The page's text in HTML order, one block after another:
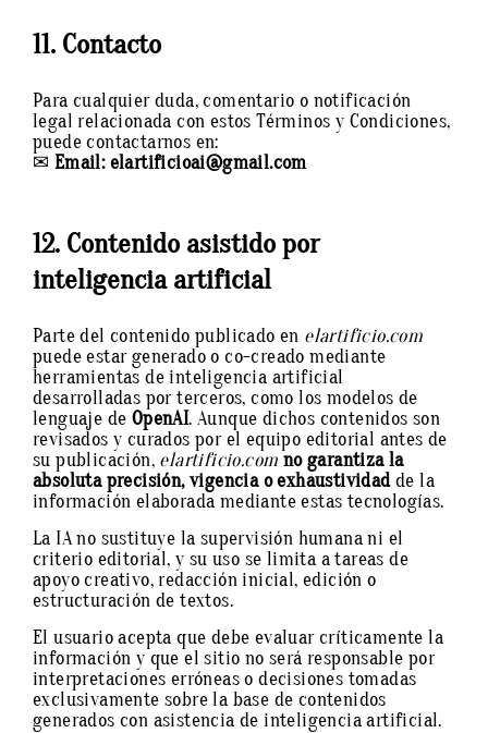
11. Contacto
Para cualquier duda, comentario o notificación
legal relacionada con estos Términos y Condiciones,
puede contactarnos en:
✉ Email: elartificioai@gmail.com
12. Contenido asistido por
inteligencia artificial
Parte del contenido publicado en elartificio.com
puede estar generado o co-creado mediante
herramientas de inteligencia artificial
desarrolladas por terceros, como los modelos de
lenguaje de OpenAI. Aunque dichos contenidos son
revisados y curados por el equipo editorial antes de
su publicación, elartificio.com no garantiza la
absoluta precisión, vigencia o exhaustividadde la
información elaborada mediante estas tecnologías.
La IA no sustituye la supervisión humana ni el
criterio editorial, y su uso se limita a tareas de
apoyo creativo, redacción inicial, edición o
estructuración de textos.
El usuario acepta que debe evaluar críticamente la
información y que el sitio no será responsable por
interpretaciones erróneas o decisiones tomadas
exclusivamente sobre la base de contenidos
generados con asistencia de inteligencia artificial.